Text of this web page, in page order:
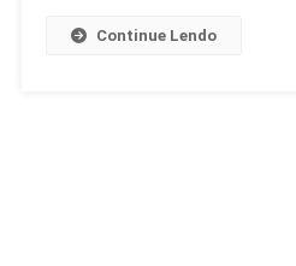
Continue Lendo